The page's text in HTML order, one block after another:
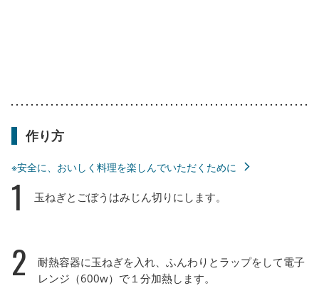
作り方
※安全に、おいしく料理を楽しんでいただくために
1 玉ねぎとごぼうはみじん切りにします。
2
耐熱容器に玉ねぎを入れ、ふんわりとラップをして電子
レンジ（600w）で１分加熱します。